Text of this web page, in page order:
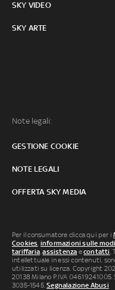
SKY VIDEO
SKY ARTE
Note legali:
GESTIONE COOKIE
NOTE LEGALI
OFFERTA SKY MEDIA
Per il consumatore clicca qui per i
Cookies, informazioni sulle
tariffaria,assistenza econtatti.
intellettuale in essi contenuti,
utilizzati su licenza. Copyright
20138 Milano P.IVA 04619241005.
3035-1545.Segnalazione Abusi